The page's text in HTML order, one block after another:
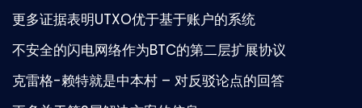
更多证据表明UTXO优于基于账户的系统
不安全的闪电网络作为BTC的第二层扩展协议
克雷格-赖特就是中本村 – 对反驳论点的回答